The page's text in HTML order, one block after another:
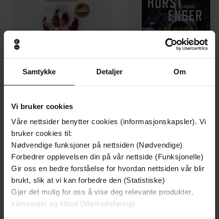
Samtykke Detaljer Om
Vi bruker cookies
Våre nettsider benytter cookies (informasjonskapsler). Vi
bruker cookies til:
Nødvendige funksjoner på nettsiden (Nødvendige)
Forbedrer opplevelsen din på vår nettside (Funksjonelle)
Gir oss en bedre forståelse for hvordan nettsiden vår blir
brukt, slik at vi kan forbedre den (Statistiske)
Gjør det mulig for oss å vise deg relevante produkter,
kampanjer og tilbud (Markedsføring)
199,-
Minnesota
Jo Nesbø
EBOK
Utskudd
Jørn Lier Horst
EBOK
Forfattere Jane Sheldon(forfatter)